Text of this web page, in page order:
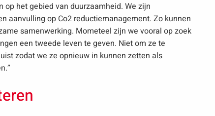
op het gebied van duurzaamheid. We zijn
aanvulling op Co2 reductiemanagement. Zo kunnen
samenwerking. Mometeel zijn we vooral op zoek
een tweede leven te geven. Niet om ze te
zodat we ze opnieuw in kunnen zetten als